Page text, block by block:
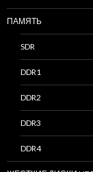
ПАМЯТЬ
SDR
DDR1
DDR2
DDR3
DDR4